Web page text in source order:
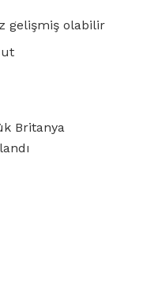
gelişmiş olabilir
Britanya